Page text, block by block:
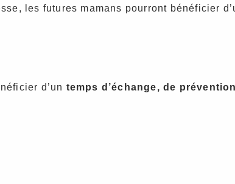
les futures mamans pourront bénéficier
d’un temps d’échange, de